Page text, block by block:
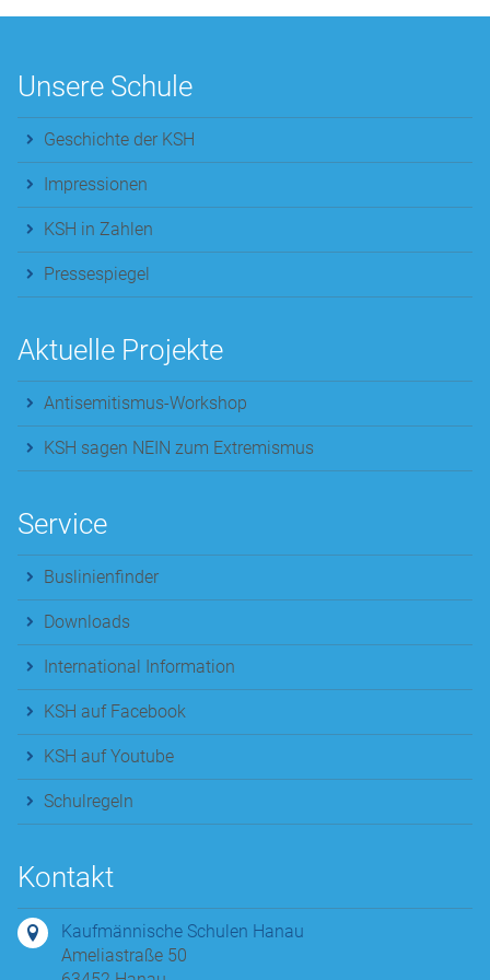
Unsere Schule
Geschichte der KSH
Impressionen
KSH in Zahlen
Pressespiegel
Aktuelle Projekte
Antisemitismus-Workshop
KSH sagen NEIN zum Extremismus
Service
Buslinienfinder
Downloads
International Information
KSH auf Facebook
KSH auf Youtube
Schulregeln
Kontakt
Kaufmännische Schulen Hanau
Ameliastraße 50